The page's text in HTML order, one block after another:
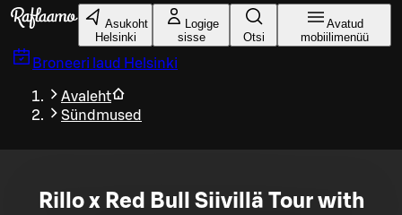
Liigu peamise sisu juurde
Asukoht
Helsinki
Logige
sisse
Otsi
Avatud
mobiilimenüü
Broneeri laud Helsinki
Avaleht
Sündmused
Rillo x Red Bull Siivillä Tour with